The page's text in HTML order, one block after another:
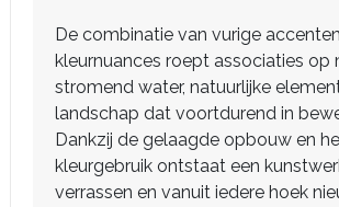
De combinatie van vurige
kleurnuances roept associaties op
stromend water, natuurlijke
landschap dat voortdurend in
Dankzij de gelaagde opbouw en
kleurgebruik ontstaat een
verrassen en vanuit iedere hoek